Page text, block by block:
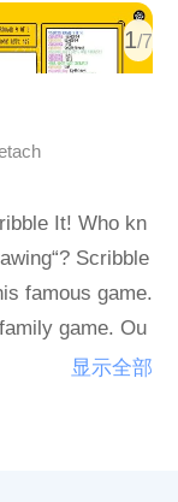
1/7
It! Who kn
Scribble
famous game.
game. Ou
this adventur
显示全部